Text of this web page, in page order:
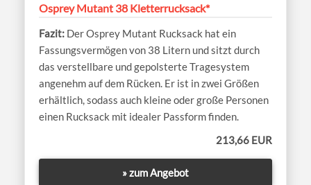
Osprey Mutant 38 Kletterrucksack*
Der Osprey Mutant Rucksack hat ein
Fassungsvermögen von 38 Litern und sitzt durch
das verstellbare und gepolsterte Tragesystem
angenehm auf dem Rücken. Er ist in zwei Größen
erhältlich, sodass auch kleine oder große Personen
einen Rucksack mit idealer Passform finden.
213,66 EUR
» zum Angebot